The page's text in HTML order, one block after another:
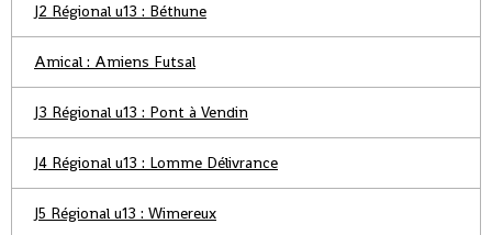
J2 Régional u13 : Béthune
Amical : Amiens Futsal
J3 Régional u13 : Pont à Vendin
J4 Régional u13 : Lomme Délivrance
J5 Régional u13 : Wimereux